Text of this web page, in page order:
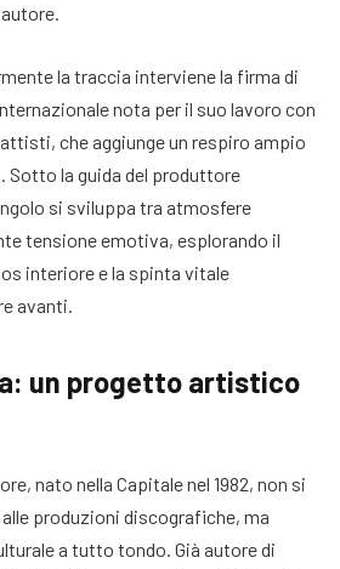
la traccia interviene la firma di
nota per il suo lavoro con
che aggiunge un respiro ampio
Sotto la guida del produttore
si sviluppa tra atmosfere
tensione emotiva, esplorando il
interiore e la spinta vitale
avanti.
un progetto artistico
nato nella Capitale nel 1982, non si
produzioni discografiche, ma
a tutto tondo. Già autore di